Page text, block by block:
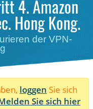
4. Amazon
Hong Kong.
der VPN-
loggen Sie sich
Sie sich hier